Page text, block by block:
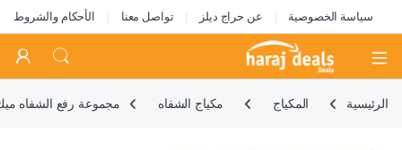
سياسة الخصوصية عن حراج ديلز تواصل معنا الأحكام والشروط
Open
الرئيسية المكياج مكياج الشفاه مجموعة رفع الشفاه